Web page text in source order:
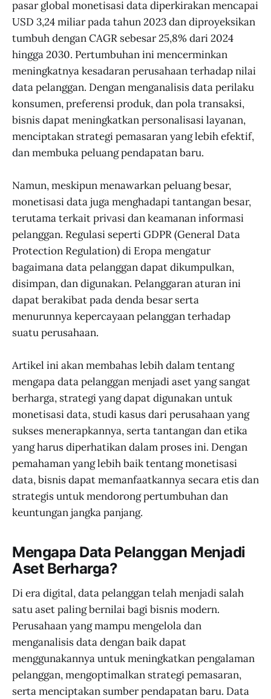
pasar global monetisasi data diperkirakan mencapai
USD 3,24 miliar pada tahun 2023 dan diproyeksikan
tumbuh dengan CAGR sebesar 25,8% dari 2024
hingga 2030. Pertumbuhan ini mencerminkan
meningkatnya kesadaran perusahaan terhadap nilai
data pelanggan. Dengan menganalisis data perilaku
konsumen, preferensi produk, dan pola transaksi,
bisnis dapat meningkatkan personalisasi layanan,
menciptakan strategi pemasaran yang lebih efektif,
dan membuka peluang pendapatan baru.
Namun, meskipun menawarkan peluang besar,
monetisasi data juga menghadapi tantangan besar,
terutama terkait privasi dan keamanan informasi
pelanggan. Regulasi seperti GDPR (General Data
Protection Regulation) di Eropa mengatur
bagaimana data pelanggan dapat dikumpulkan,
disimpan, dan digunakan. Pelanggaran aturan ini
dapat berakibat pada denda besar serta
menurunnya kepercayaan pelanggan terhadap
suatu perusahaan.
Artikel ini akan membahas lebih dalam tentang
mengapa data pelanggan menjadi aset yang sangat
berharga, strategi yang dapat digunakan untuk
monetisasi data, studi kasus dari perusahaan yang
sukses menerapkannya, serta tantangan dan etika
yang harus diperhatikan dalam proses ini. Dengan
pemahaman yang lebih baik tentang monetisasi
data, bisnis dapat memanfaatkannya secara etis dan
strategis untuk mendorong pertumbuhan dan
keuntungan jangka panjang.
Mengapa Data Pelanggan Menjadi
Aset Berharga?
Di era digital, data pelanggan telah menjadi salah
satu aset paling bernilai bagi bisnis modern.
Perusahaan yang mampu mengelola dan
menganalisis data dengan baik dapat
menggunakannya untuk meningkatkan pengalaman
pelanggan, mengoptimalkan strategi pemasaran,
serta menciptakan sumber pendapatan baru. Data